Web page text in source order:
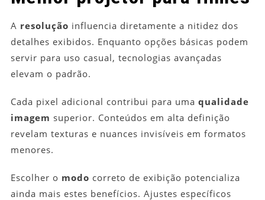
A resolução influencia diretamente a nitidez dos
detalhes exibidos. Enquanto opções básicas podem
servir para uso casual, tecnologias avançadas
elevam o padrão.
Cada pixel adicional contribui para uma qualidade
imagem superior. Conteúdos em alta definição
revelam texturas e nuances invisíveis em formatos
menores.
Escolher o modo correto de exibição potencializa
ainda mais estes benefícios. Ajustes específicos